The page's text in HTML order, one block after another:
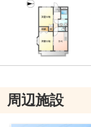
周辺施設